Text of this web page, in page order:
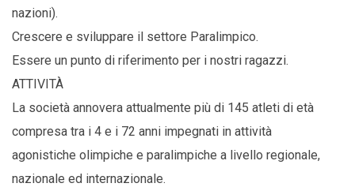
nazioni).
Crescere e sviluppare il settore Paralimpico.
Essere un punto di riferimento per i nostri ragazzi.
ATTIVITÀ
La società annovera attualmente più di 145 atleti di età
compresa tra i 4 e i 72 anni impegnati in attività
agonistiche olimpiche e paralimpiche a livello regionale,
nazionale ed internazionale.